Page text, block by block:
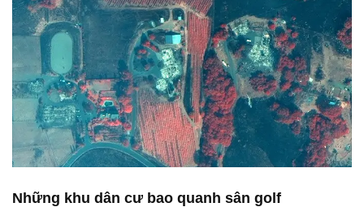
Những khu dân cư bao quanh sân golf